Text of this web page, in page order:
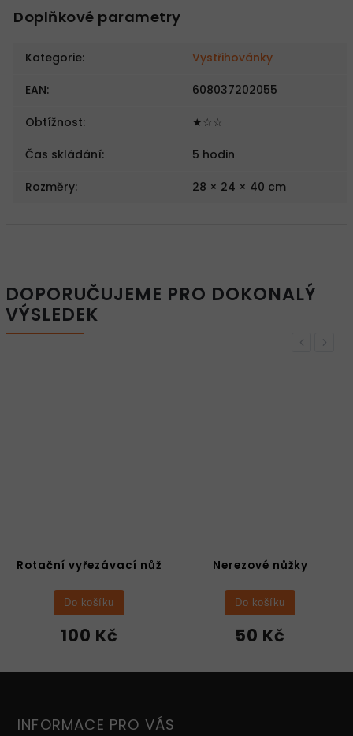
Doplňkové parametry
Kategorie: Vystřihovánky
EAN: 608037202055
Obtížnost: ★☆☆
Čas skládání: 5 hodin
Rozměry: 28 × 24 × 40 cm
DOPORUČUJEME PRO DOKONALÝ
VÝSLEDEK
Previous
Nerezové nůžky
50 Kč
Do košíku
Oboustranná lepicí
50 Kč
Do košíku
Next
INFORMACE PRO VÁS